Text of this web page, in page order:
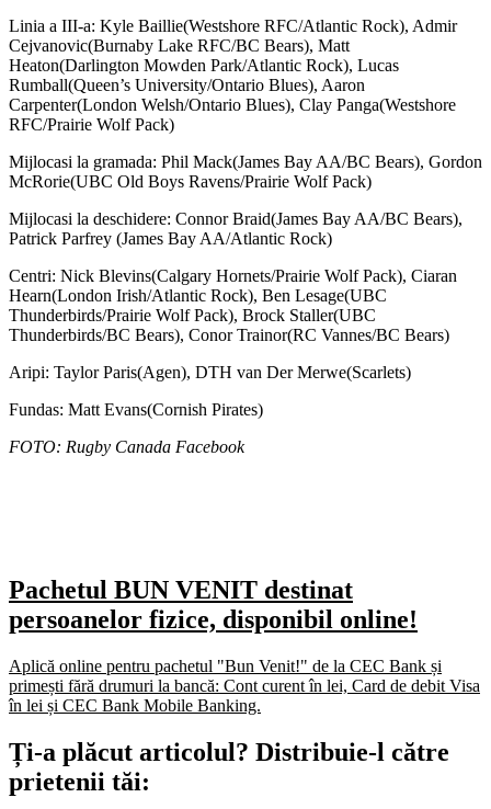
Linia a III-a: Kyle Baillie(Westshore RFC/Atlantic Rock), Admir
Cejvanovic(Burnaby Lake RFC/BC Bears), Matt
Heaton(Darlington Mowden Park/Atlantic Rock), Lucas
Rumball(Queen’s University/Ontario Blues), Aaron
Carpenter(London Welsh/Ontario Blues), Clay Panga(Westshore
RFC/Prairie Wolf Pack)
Mijlocasi la gramada: Phil Mack(James Bay AA/BC Bears), Gordon
McRorie(UBC Old Boys Ravens/Prairie Wolf Pack)
Mijlocasi la deschidere: Connor Braid(James Bay AA/BC Bears),
Patrick Parfrey (James Bay AA/Atlantic Rock)
Centri: Nick Blevins(Calgary Hornets/Prairie Wolf Pack), Ciaran
Hearn(London Irish/Atlantic Rock), Ben Lesage(UBC
Thunderbirds/Prairie Wolf Pack), Brock Staller(UBC
Thunderbirds/BC Bears), Conor Trainor(RC Vannes/BC Bears)
Aripi: Taylor Paris(Agen), DTH van Der Merwe(Scarlets)
Fundas: Matt Evans(Cornish Pirates)
FOTO: Rugby Canada Facebook
Pachetul BUN VENIT destinat
persoanelor fizice, disponibil online!
Aplică online pentru pachetul "Bun Venit!" de la CEC Bank și
primești fără drumuri la bancă: Cont curent în lei, Card de debit Visa
în lei și CEC Bank Mobile Banking.​
Ți-a plăcut articolul? Distribuie-l către
prietenii tăi: